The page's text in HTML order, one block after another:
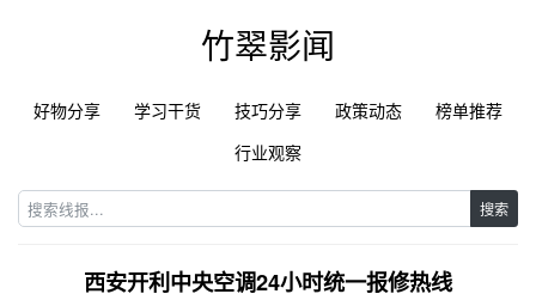
竹翠影闻
好物分享 学习干货 技巧分享 政策动态
榜单推荐
行业观察
搜索
西安开利中央空调24小时统一报修热线